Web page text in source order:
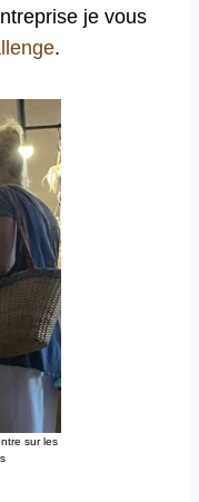
je vous
.
sur les